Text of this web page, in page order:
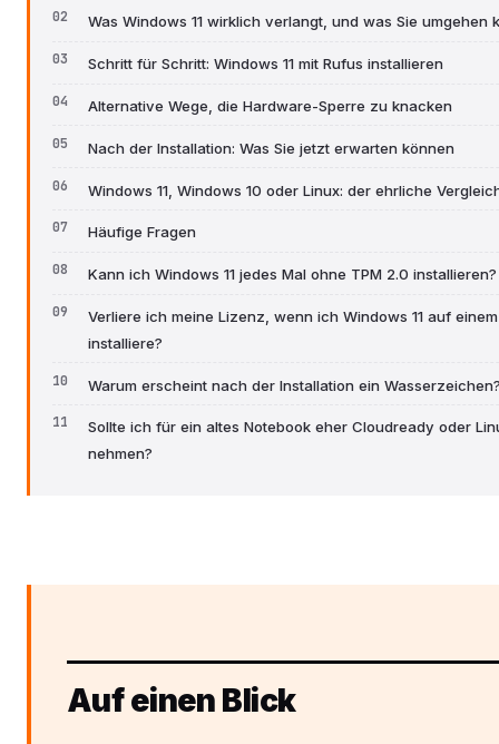
Was Windows 11 wirklich verlangt, und was Sie umgehen
Schritt für Schritt: Windows 11 mit Rufus installieren
Alternative Wege, die Hardware-Sperre zu knacken
Nach der Installation: Was Sie jetzt erwarten können
Windows 11, Windows 10 oder Linux: der ehrliche
Häufige Fragen
Kann ich Windows 11 jedes Mal ohne TPM 2.0 installieren?
Verliere ich meine Lizenz, wenn ich Windows 11 auf
installiere?
Warum erscheint nach der Installation ein
Sollte ich für ein altes Notebook eher Cloudready oder
nehmen?
Auf einen Blick